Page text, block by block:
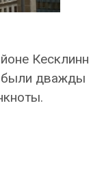
Кесклинн
были дважды